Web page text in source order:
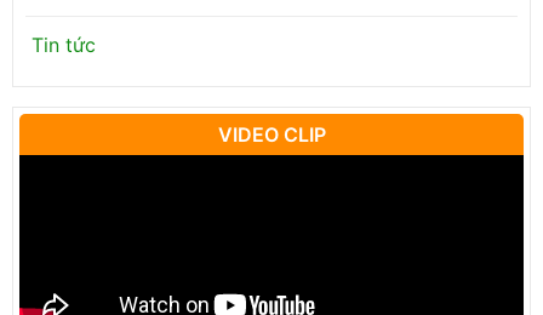
Tin tức
VIDEO CLIP